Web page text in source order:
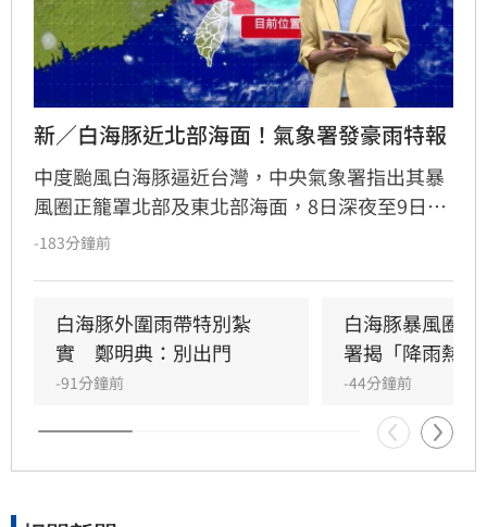
新／白海豚近北部海面！氣象署發豪雨特報
中度颱風白海豚逼近台灣，中央氣象署指出其暴
風圈正籠罩北部及東北部海面，8日深夜至9日白
天是影響最劇烈時刻。受外圍環流影響，中北部
極端高溫。沿海地區風浪強勁，基隆北海岸掀起
6米巨浪，適逢年度大潮，低窪地區務必慎防積
淹水。預計颱風將於9日晚間登陸中國後減弱，
北部降雨有望在10日清晨趨緩，提醒民眾父親節
連假期間避免前往山區及海邊活動，並隨時留意
氣象署最新發布的豪雨特報與防颱資訊，確保生
-183分鐘前
白海豚外圍雨帶特別紮
實　鄭明典：別出門
-91分鐘前
白海豚暴風圈
署揭「降雨熱區
-44分鐘前